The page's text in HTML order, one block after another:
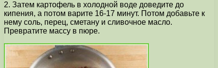
2. Затем картофель в холодной воде доведите до
кипения, а потом варите 16-17 минут. Потом добавьте к
нему соль, перец, сметану и сливочное масло.
Превратите массу в пюре.